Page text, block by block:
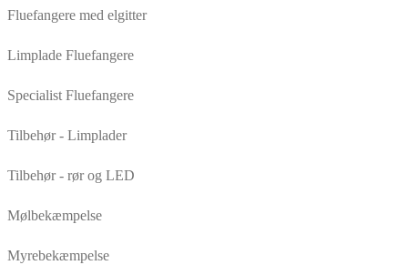
Fluefangere med elgitter
Limplade Fluefangere
Specialist Fluefangere
Tilbehør - Limplader
Tilbehør - rør og LED
Mølbekæmpelse
Myrebekæmpelse